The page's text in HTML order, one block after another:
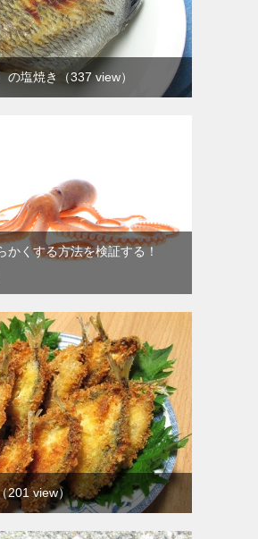
の塩焼き （337 view）
かくする方法を検証する！
201 view）